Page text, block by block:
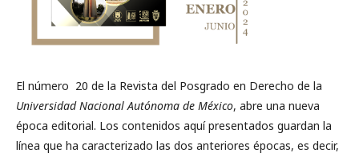
El número 20 de la Revista del Posgrado en Derecho de la
Universidad Nacional Autónoma de México, abre una nueva
época editorial. Los contenidos aquí presentados guardan la
línea que ha caracterizado las dos anteriores épocas, es decir,